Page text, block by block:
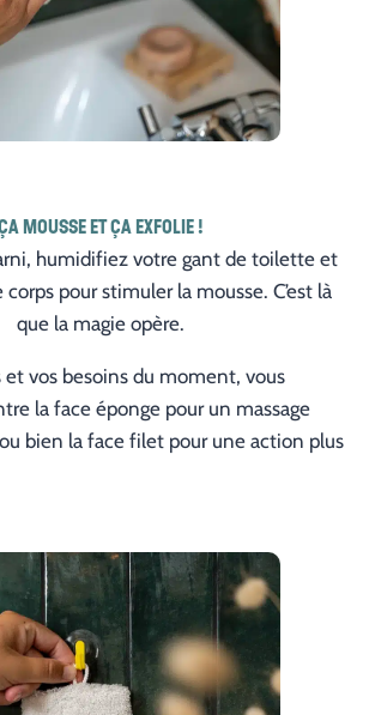
MOUSSE ET ÇA EXFOLIE !
humidifiez votre gant de toilette et
pour stimuler la mousse. C’est là
que la magie opère.
et vos besoins du moment, vous
la face éponge pour un massage
bien la face filet pour une action plus